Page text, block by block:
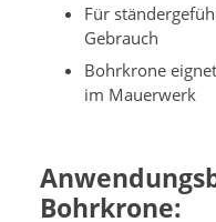
Für
Gebrauch
Bohrkrone
im Mauerwerk
Bohrkrone: